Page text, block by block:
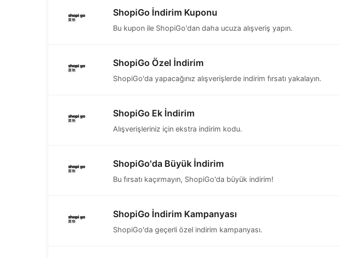
ShopiGo İndirim Kuponu
Bu kupon ile ShopiGo'dan daha ucuza alışveriş yapın.
ShopiGo Özel İndirim
ShopiGo'da yapacağınız alışverişlerde indirim fırsatı yakalayın.
ShopiGo Ek İndirim
Alışverişleriniz için ekstra indirim kodu.
ShopiGo'da Büyük İndirim
Bu fırsatı kaçırmayın, ShopiGo'da büyük indirim!
ShopiGo İndirim Kampanyası
ShopiGo'da geçerli özel indirim kampanyası.